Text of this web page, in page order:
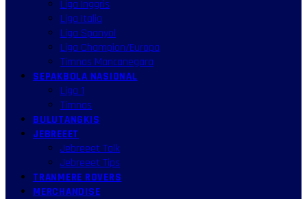
Liga Inggris
Liga Italia
Liga Spanyol
Liga Champion/Europa
Timnas Mancanegara
SEPAKBOLA NASIONAL
Liga 1
Timnas
BULUTANGKIS
JEBREEET
Jebreeet Talk
Jebreeet Tips
TRANMERE ROVERS
MERCHANDISE